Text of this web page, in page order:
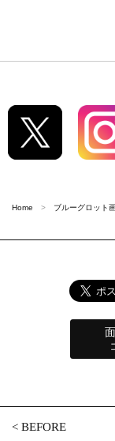
Home ブルーグロット
<BEFORE